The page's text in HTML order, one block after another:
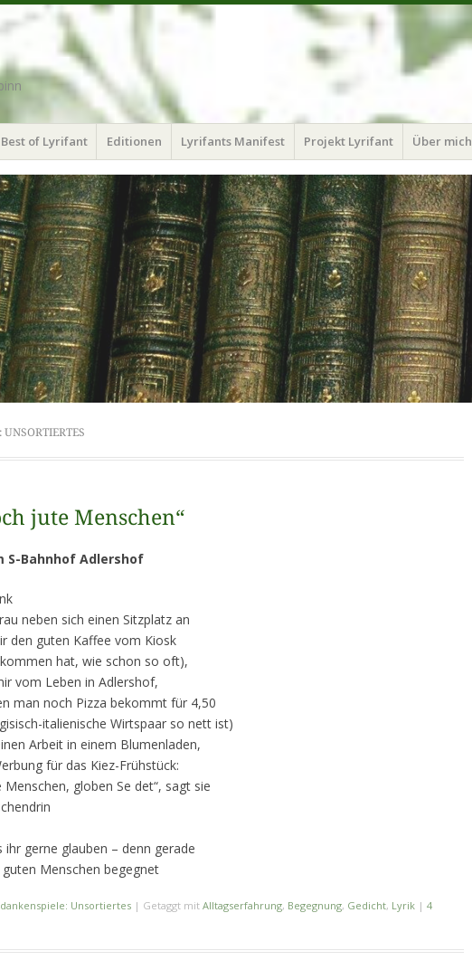
Best of Lyrifant Editionen Lyrifants Manifest Projekt Lyrifant Über mich
jute Menschen“
S-Bahnhof Adlershof
neben sich einen Sitzplatz an
den guten Kaffee vom Kiosk
hat, wie schon so oft),
vom Leben in Adlershof,
man noch Pizza bekommt für 4,50
italienische Wirtspaar so nett ist)
Arbeit in einem Blumenladen,
für das Kiez-Frühstück:
globen Se det“, sagt sie
ihr gerne glauben – denn gerade
Menschen begegnet
Unsortiertes | Getaggt mit Alltagserfahrung, Begegnung, Gedicht, Lyrik | 4